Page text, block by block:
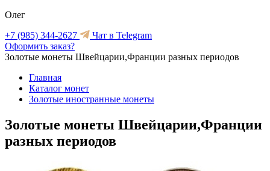
Олег
+7 (985) 344-2627
Чат в Telegram
Оформить заказ?
Золотые монеты Швейцарии,Франции разных периодов
Главная
Каталог монет
Золотые иностранные монеты
Золотые монеты Швейцарии,Франции
разных периодов